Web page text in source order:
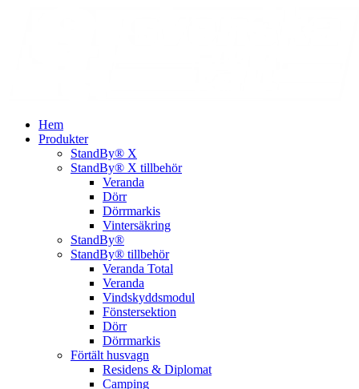
Hem
Produkter
StandBy® X
StandBy® X tillbehör
Veranda
Dörr
Dörrmarkis
Vintersäkring
StandBy®
StandBy® tillbehör
Veranda Total
Veranda
Vindskyddsmodul
Fönstersektion
Dörr
Dörrmarkis
Förtält husvagn
Residens & Diplomat
Camping